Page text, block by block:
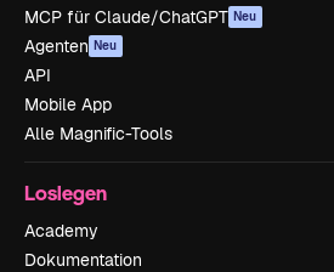
MCP für Claude/ChatGPT Neu
Agenten Neu
API
Mobile App
Alle Magnific-Tools
Loslegen
Academy
Dokumentation